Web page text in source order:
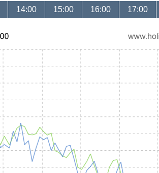
14:00 15:00 16:00 17:00